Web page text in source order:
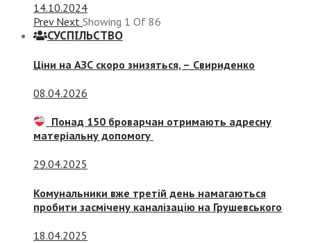
14.10.2024
Prev Next Showing 1 Of 86
СУСПIЛЬСТВО
Ціни на АЗС скоро знизяться, – Свириденко
08.04.2026
Понад 150 броварчан отримають адресну
матеріальну допомогу
29.04.2025
Комунальники вже третій день намагаються
пробити засмічену каналізацію на Грушевського
18.04.2025